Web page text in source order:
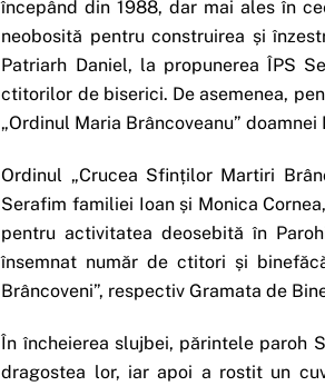
începând din 1988, dar mai ales în
neobosită pentru construirea și
Patriarh Daniel, la propunerea ÎPS
ctitorilor de biserici. De asemenea,
„Ordinul Maria Brâncoveanu”
Ordinul „Crucea Sfinților Martiri
Serafim familiei Ioan și Monica
pentru activitatea deosebită în
însemnat număr de ctitori și
Brâncoveni”, respectiv Gramata de
În încheierea slujbei, părintele paroh
dragostea lor, iar apoi a rostit un